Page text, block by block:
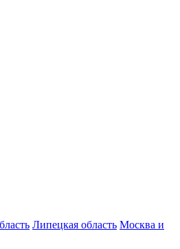
Липецкая область Москва и